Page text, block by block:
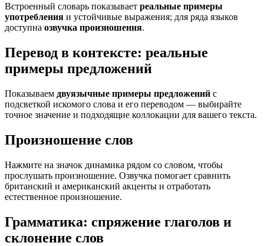
Встроенный словарь показывает реальные примеры
употребления и устойчивые выражения; для ряда языков
доступна озвучка произношения.
Перевод в контексте: реальные
примеры предложений
Показываем двуязычные примеры предложений с
подсветкой искомого слова и его переводом — выбирайте
точное значение и подходящие коллокации для вашего текста.
Произношение слов
Нажмите на значок динамика рядом со словом, чтобы
прослушать произношение. Озвучка помогает сравнить
британский и американский акценты и отработать
естественное произношение.
Грамматика: спряжение глаголов и
склонение слов